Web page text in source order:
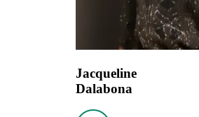
Jacqueline
Dalabona